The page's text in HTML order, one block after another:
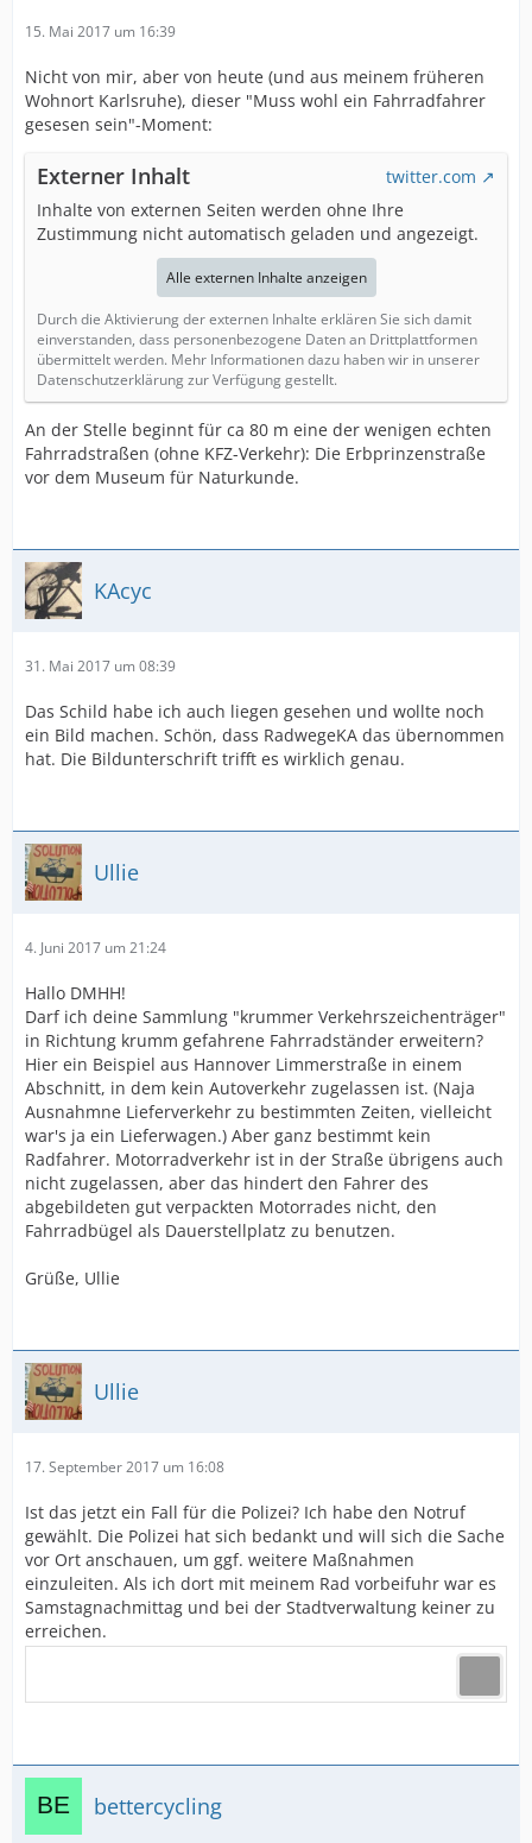
15. Mai 2017 um 16:39
Nicht von mir, aber von heute (und aus meinem früheren
Wohnort Karlsruhe), dieser "Muss wohl ein Fahrradfahrer
gesesen sein"-Moment:
Externer Inhalt
twitter.com
Inhalte von externen Seiten werden ohne Ihre
Zustimmung nicht automatisch geladen und angezeigt.
Alle externen Inhalte anzeigen
Durch die Aktivierung der externen Inhalte erklären Sie sich damit
einverstanden, dass personenbezogene Daten an Drittplattformen
übermittelt werden. Mehr Informationen dazu haben wir in unserer
Datenschutzerklärung zur Verfügung gestellt.
An der Stelle beginnt für ca 80 m eine der wenigen echten
Fahrradstraßen (ohne KFZ-Verkehr): Die Erbprinzenstraße
vor dem Museum für Naturkunde.
KAcyc
31. Mai 2017 um 08:39
Das Schild habe ich auch liegen gesehen und wollte noch
ein Bild machen. Schön, dass RadwegeKA das übernommen
hat. Die Bildunterschrift trifft es wirklich genau.
Ullie
4. Juni 2017 um 21:24
Hallo DMHH!
Darf ich deine Sammlung "krummer Verkehrszeichenträger"
in Richtung krumm gefahrene Fahrradständer erweitern?
Hier ein Beispiel aus Hannover Limmerstraße in einem
Abschnitt, in dem kein Autoverkehr zugelassen ist. (Naja
Ausnahmne Lieferverkehr zu bestimmten Zeiten, vielleicht
war's ja ein Lieferwagen.) Aber ganz bestimmt kein
Radfahrer. Motorradverkehr ist in der Straße übrigens auch
nicht zugelassen, aber das hindert den Fahrer des
abgebildeten gut verpackten Motorrades nicht, den
Fahrradbügel als Dauerstellplatz zu benutzen.
Grüße, Ullie
Ullie
17. September 2017 um 16:08
Ist das jetzt ein Fall für die Polizei? Ich habe den Notruf
gewählt. Die Polizei hat sich bedankt und will sich die Sache
vor Ort anschauen, um ggf. weitere Maßnahmen
einzuleiten. Als ich dort mit meinem Rad vorbeifuhr war es
Samstagnachmittag und bei der Stadtverwaltung keiner zu
erreichen.
bettercycling